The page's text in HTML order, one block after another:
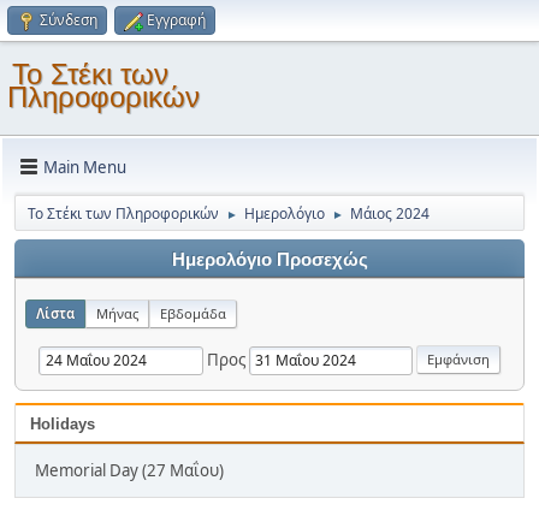
Σύνδεση Εγγραφή
Το Στέκι των
Πληροφορικών
Main Menu
Το Στέκι των Πληροφορικών ► Ημερολόγιο ► Μάιος 2024
Ημερολόγιο Προσεχώς
Λίστα Μήνας Εβδομάδα
Προς
Holidays
Memorial Day (27 Μαΐου)